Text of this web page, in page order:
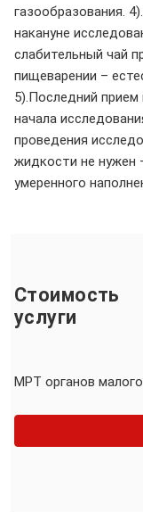
газообразования.
накануне
слабительный чай
пищеварении –
5).Последний
начала
проведения
жидкости не нужен
умеренного
Стоимость
услуги
МРТ органов